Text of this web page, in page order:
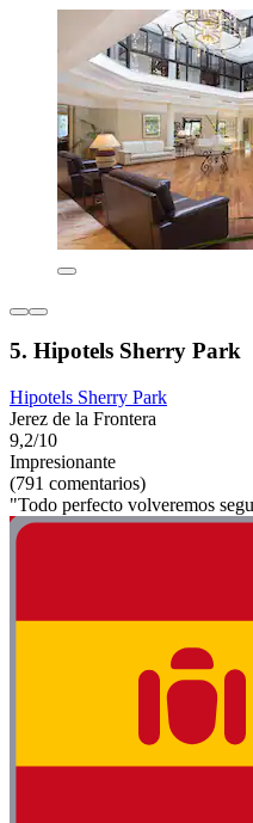
5. Hipotels Sherry Park
Hipotels Sherry Park
Jerez de la Frontera
9,2/10
Impresionante
(791 comentarios)
"Todo perfecto volveremos